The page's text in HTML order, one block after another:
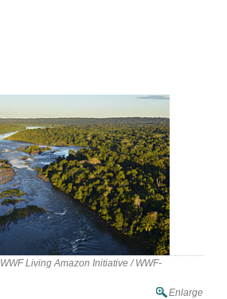
Living Amazon Initiative / WWF-
Enlarge